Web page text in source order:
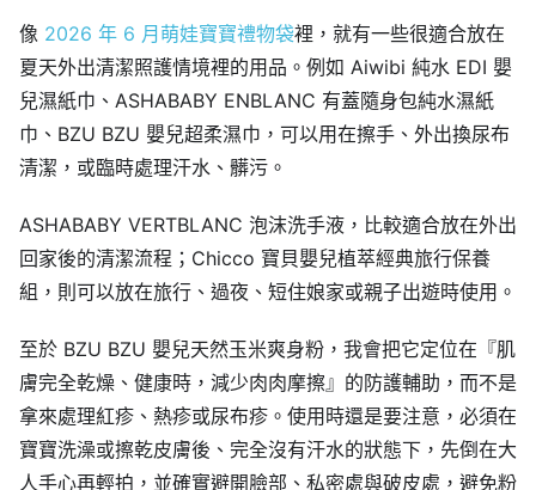
像 2026 年 6 月萌娃寶寶禮物袋裡，就有一些很適合放在
夏天外出清潔照護情境裡的用品。例如 Aiwibi 純水 EDI 嬰
兒濕紙巾、ASHABABY ENBLANC 有蓋隨身包純水濕紙
巾、BZU BZU 嬰兒超柔濕巾，可以用在擦手、外出換尿布
清潔，或臨時處理汗水、髒污。
ASHABABY VERTBLANC 泡沫洗手液，比較適合放在外出
回家後的清潔流程；Chicco 寶貝嬰兒植萃經典旅行保養
組，則可以放在旅行、過夜、短住娘家或親子出遊時使用。
至於 BZU BZU 嬰兒天然玉米爽身粉，我會把它定位在『肌
膚完全乾燥、健康時，減少肉肉摩擦』的防護輔助，而不是
拿來處理紅疹、熱疹或尿布疹。使用時還是要注意，必須在
寶寶洗澡或擦乾皮膚後、完全沒有汗水的狀態下，先倒在大
人手心再輕拍，並確實避開臉部、私密處與破皮處，避免粉